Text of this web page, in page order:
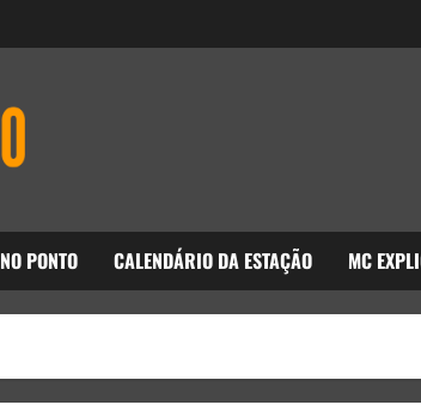
NO PONTO CALENDÁRIO DA ESTAÇÃO MC